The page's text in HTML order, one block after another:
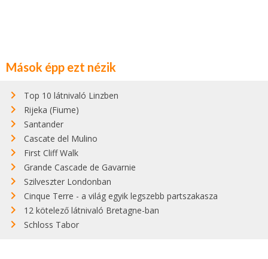
Mások épp ezt nézik
Top 10 látnivaló Linzben
Rijeka (Fiume)
Santander
Cascate del Mulino
First Cliff Walk
Grande Cascade de Gavarnie
Szilveszter Londonban
Cinque Terre - a világ egyik legszebb partszakasza
12 kötelező látnivaló Bretagne-ban
Schloss Tabor